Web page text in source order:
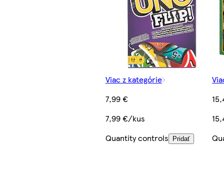
Viac z kategórie
7,99 €
7,99 €/kus
Quantity controls
Pridať